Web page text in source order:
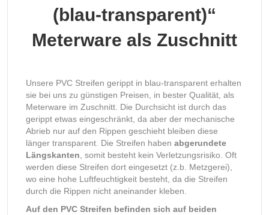
(blau-transparent)“
Meterware als Zuschnitt
Unsere PVC Streifen gerippt in blau-transparent erhalten
sie bei uns zu günstigen Preisen, in bester Qualität, als
Meterware im Zuschnitt. Die Durchsicht ist durch das
gerippt etwas eingeschränkt, da aber der mechanische
Abrieb nur auf den Rippen geschieht bleiben diese
länger transparent. Die Streifen haben abgerundete
Längskanten , somit besteht kein Verletzungsrisiko. Oft
werden diese Streifen dort eingesetzt (z.b. Metzgerei),
wo eine hohe Luftfeuchtigkeit besteht, da die Streifen
durch die Rippen nicht aneinander kleben.
Auf den PVC Streifen befinden sich auf beiden